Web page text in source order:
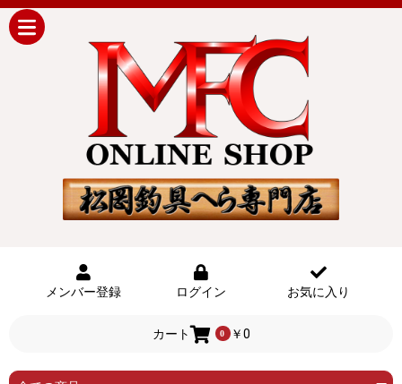
メンバー登録 ログイン お気に入り
カート 0 ￥0